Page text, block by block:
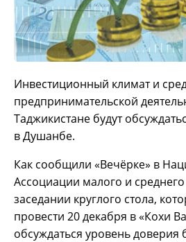
Инвестиционный климат и
предпринимательской
Таджикистане будут
в Душанбе.
Как сообщили «Вечёрке» в
Ассоциации малого и
заседании круглого стола,
провести 20 декабря в «Кохи
обсуждаться уровень доверия